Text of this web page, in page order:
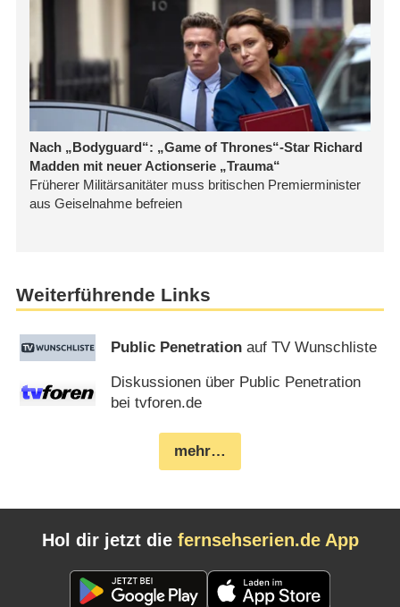
Weiterführende Links
Public Penetration auf TV Wunschliste
Diskussionen über Public Penetration
bei tvforen.de
mehr…
Hol dir jetzt die fernsehserien.de App